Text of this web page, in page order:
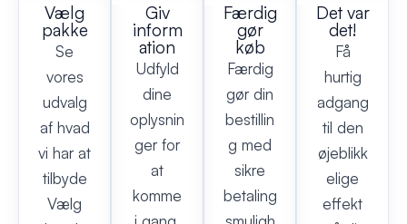
Vælg
pakke
Se
vores
udvalg
af hvad
vi har at
tilbyde
Vælg
Giv
inform
ation
Udfyld
dine
oplysnin
ger for
at
komme
Færdig
gør
køb
Færdig
gør din
bestillin
g med
sikre
betaling
Det var
det!
Få
hurtig
adgang
til den
øjeblikk
elige
effekt